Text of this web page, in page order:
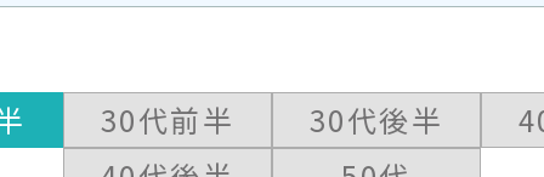
30代前半 30代後半